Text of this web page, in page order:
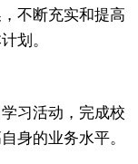
不断充实和提高
划。
习活动，完成校
身的业务水平。